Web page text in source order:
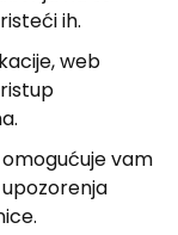
ih.
web
vam